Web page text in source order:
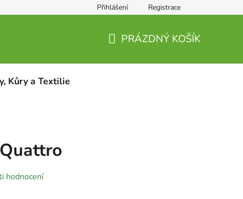
Přihlášení Registrace
PRÁZDNÝ KOŠÍK
Kůry a Textilie
hodnocení